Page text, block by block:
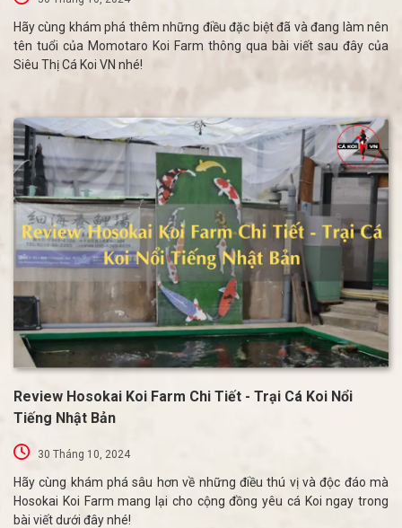
Hãy cùng khám phá thêm những điều đặc biệt đã và đang làm nên
tên tuổi của Momotaro Koi Farm thông qua bài viết sau đây của
Siêu Thị Cá Koi VN nhé!
Review Hosokai Koi Farm Chi Tiết - Trại Cá Koi Nổi
Tiếng Nhật Bản
30 Tháng 10, 2024
Hãy cùng khám phá sâu hơn về những điều thú vị và độc đáo mà
Hosokai Koi Farm mang lại cho cộng đồng yêu cá Koi ngay trong
bài viết dưới đây nhé!